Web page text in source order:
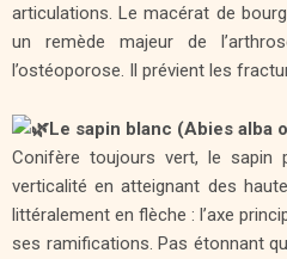
articulations. Le macérat de
un remède majeur de
l’ostéoporose. Il prévient les
Le sapin blanc (Abies alba
Conifère toujours vert, le sapin
verticalité en atteignant des
littéralement en flèche : l’axe
ses ramifications. Pas étonnant